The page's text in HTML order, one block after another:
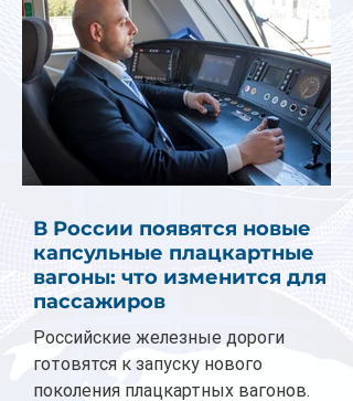
В России появятся новые
капсульные плацкартные
вагоны: что изменится для
пассажиров
Российские железные дороги
готовятся к запуску нового
поколения плацкартных вагонов.